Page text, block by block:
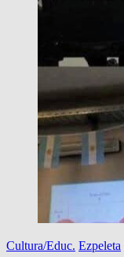
Cultura/Educ. Ezpeleta